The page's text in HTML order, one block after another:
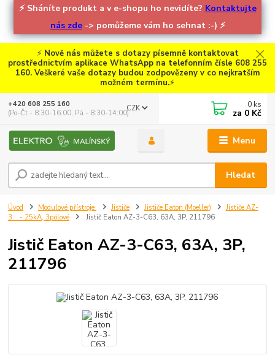
⚡ Sháníte produkt a v e-shopu ho nevidíte? Kontaktujte
nás zde-> pomůžeme vám ho sehnat :-) ⚡
⚡ Nově nás můžete s dotazy písemně kontaktovat
prostřednictvím aplikace WhatsApp na telefonním čísle 608 255
160. Veškeré vaše dotazy budou zodpovězeny v co nejkratším
možném termínu.⚡
Menu
CZK
Hledat
+420 608 255 160
(Po-Čt - 8:30-16:00, Pá - 8:30-14:00)
0 ks
za 0 Kč
Úvod Modulové přístroje Jističe Jističe Eaton (Moeller)
Jističe AZ-
3... - 25kA, 3pólové
Jistič Eaton AZ-3-C63, 63A, 3P, 211796
Jistič Eaton AZ-3-C63, 63A, 3P,
211796